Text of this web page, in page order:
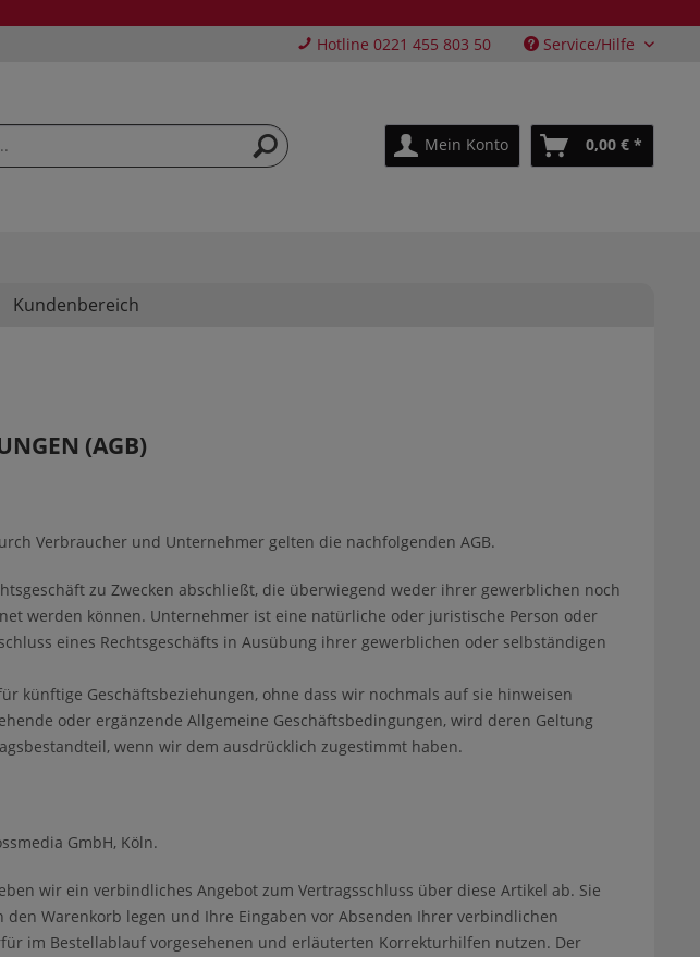
Hotline 0221 455 803 50 Service/Hilfe
Mein Konto 0,00 € *
Kundenbereich
(AGB)
Verbraucher und Unternehmer gelten die nachfolgenden AGB.
zu Zwecken abschließt, die überwiegend weder ihrer gewerblichen noch
werden können. Unternehmer ist eine natürliche oder juristische Person oder
eines Rechtsgeschäfts in Ausübung ihrer gewerblichen oder selbständigen
künftige Geschäftsbeziehungen, ohne dass wir nochmals auf sie hinweisen
oder ergänzende Allgemeine Geschäftsbedingungen, wird deren Geltung
wenn wir dem ausdrücklich zugestimmt haben.
GmbH, Köln.
wir ein verbindliches Angebot zum Vertragsschluss über diese Artikel ab. Sie
Warenkorb legen und Ihre Eingaben vor Absenden Ihrer verbindlichen
im Bestellablauf vorgesehenen und erläuterten Korrekturhilfen nutzen. Der